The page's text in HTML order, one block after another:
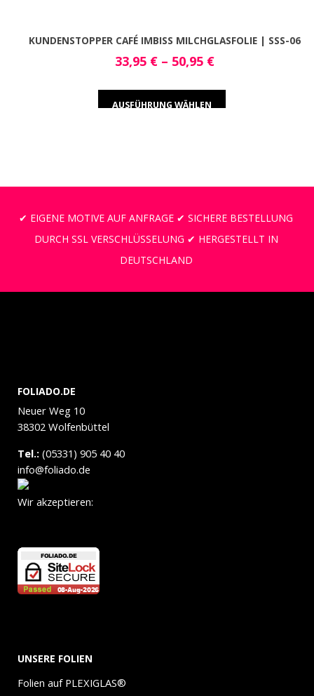
KUNDENSTOPPER CAFÉ IMBISS MILCHGLASFOLIE | SSS-06
33,95 €– 50,95 €
AUSFÜHRUNG WÄHLEN
✔ EIGENE MOTIVE AUF ANFRAGE ✔ SICHERE BESTELLUNG
DURCH SSL VERSCHLÜSSELUNG ✔ HERGESTELLT IN
DEUTSCHLAND
FOLIADO.DE
Neuer Weg 10
38302 Wolfenbüttel
Tel.: (05331) 905 40 40
info@foliado.de
Wir akzeptieren:
UNSERE FOLIEN
Folien auf PLEXIGLAS®